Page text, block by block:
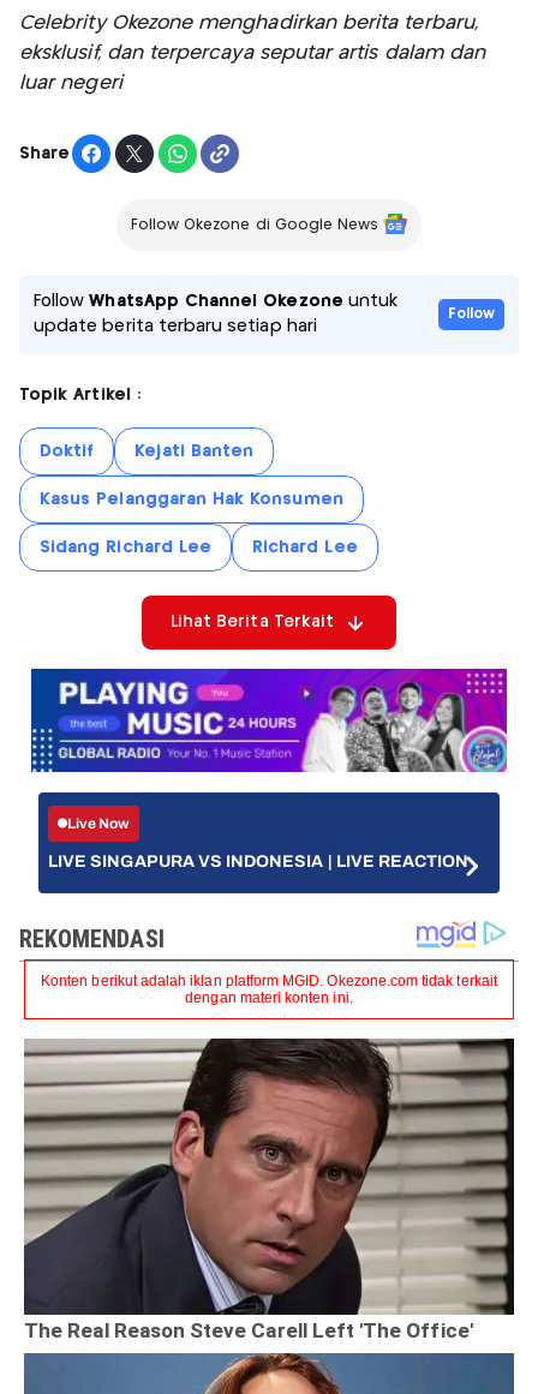
Celebrity Okezone menghadirkan berita terbaru,
eksklusif, dan terpercaya seputar artis dalam dan
luar negeri
Share
Follow Okezone di Google News
FollowWhatsApp Channel Okezone untuk
update berita terbaru setiap hari
Follow
Topik Artikel :
Doktif Kejati Banten
Kasus Pelanggaran Hak Konsumen
Sidang Richard Lee Richard Lee
Lihat Berita Terkait
Live Now
LIVE SINGAPURA VS INDONESIA | LIVE REACTION